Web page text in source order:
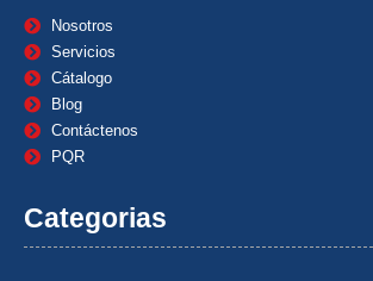
Nosotros
Servicios
Cátalogo
Blog
Contáctenos
PQR
Categorias